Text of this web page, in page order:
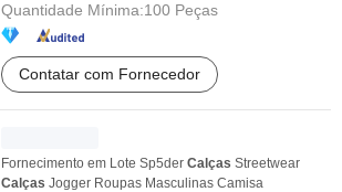
Quantidade Mínima:100 Peças
Contatar com Fornecedor
Fornecimento em Lote Sp5der Calças Streetwear
Calças Jogger Roupas Masculinas Camisa